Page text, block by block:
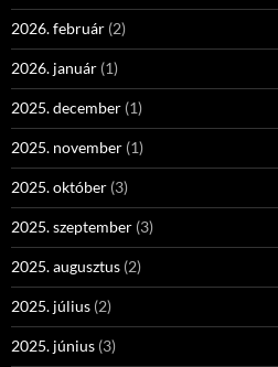
2026. február (2)
2026. január (1)
2025. december (1)
2025. november (1)
2025. október (3)
2025. szeptember (3)
2025. augusztus (2)
2025. július (2)
2025. június (3)